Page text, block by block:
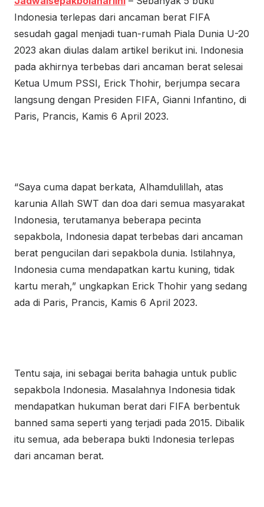
Indonesia terlepas dari ancaman berat FIFA
sesudah gagal menjadi tuan-rumah Piala Dunia U-20
2023 akan diulas dalam artikel berikut ini. Indonesia
pada akhirnya terbebas dari ancaman berat selesai
Ketua Umum PSSI, Erick Thohir, berjumpa secara
langsung dengan Presiden FIFA, Gianni Infantino, di
Paris, Prancis, Kamis 6 April 2023.
“Saya cuma dapat berkata, Alhamdulillah, atas
karunia Allah SWT dan doa dari semua masyarakat
Indonesia, terutamanya beberapa pecinta
sepakbola, Indonesia dapat terbebas dari ancaman
berat pengucilan dari sepakbola dunia. Istilahnya,
Indonesia cuma mendapatkan kartu kuning, tidak
kartu merah,” ungkapkan Erick Thohir yang sedang
ada di Paris, Prancis, Kamis 6 April 2023.
Tentu saja, ini sebagai berita bahagia untuk public
sepakbola Indonesia. Masalahnya Indonesia tidak
mendapatkan hukuman berat dari FIFA berbentuk
banned sama seperti yang terjadi pada 2015. Dibalik
itu semua, ada beberapa bukti Indonesia terlepas
dari ancaman berat.